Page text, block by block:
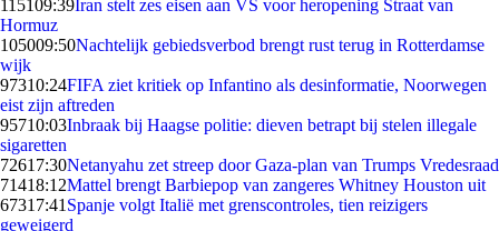
115109:39Iran stelt zes eisen aan VS voor heropening Straat van
Hormuz
105009:50Nachtelijk gebiedsverbod brengt rust terug in Rotterdamse
wijk
97310:24FIFA ziet kritiek op Infantino als desinformatie, Noorwegen
eist zijn aftreden
95710:03Inbraak bij Haagse politie: dieven betrapt bij stelen illegale
sigaretten
72617:30Netanyahu zet streep door Gaza-plan van Trumps Vredesraad
71418:12Mattel brengt Barbiepop van zangeres Whitney Houston uit
67317:41 Spanje volgt Italië met grenscontroles, tien reizigers
geweigerd